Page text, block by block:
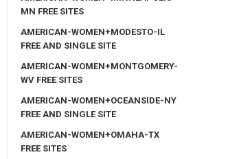
MN FREE SITES
AMERICAN-WOMEN+MODESTO-IL
FREE AND SINGLE SITE
AMERICAN-WOMEN+MONTGOMERY-
WV FREE SITES
AMERICAN-WOMEN+OCEANSIDE-NY
FREE AND SINGLE SITE
AMERICAN-WOMEN+OMAHA-TX
FREE SITES